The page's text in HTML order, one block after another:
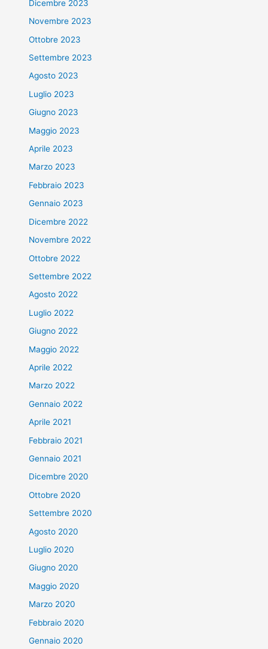
Dicembre 2023
Novembre 2023
Ottobre 2023
Settembre 2023
Agosto 2023
Luglio 2023
Giugno 2023
Maggio 2023
Aprile 2023
Marzo 2023
Febbraio 2023
Gennaio 2023
Dicembre 2022
Novembre 2022
Ottobre 2022
Settembre 2022
Agosto 2022
Luglio 2022
Giugno 2022
Maggio 2022
Aprile 2022
Marzo 2022
Gennaio 2022
Aprile 2021
Febbraio 2021
Gennaio 2021
Dicembre 2020
Ottobre 2020
Settembre 2020
Agosto 2020
Luglio 2020
Giugno 2020
Maggio 2020
Marzo 2020
Febbraio 2020
Gennaio 2020